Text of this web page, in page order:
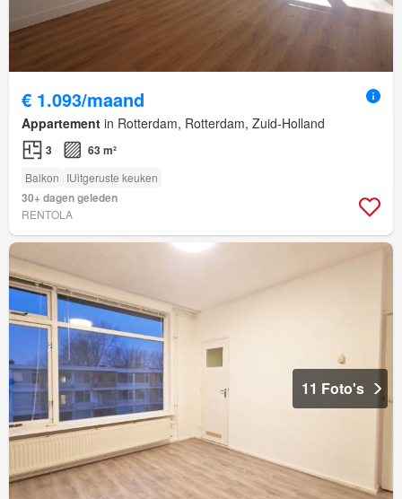
€ 1.093/maand
Appartement in Rotterdam, Rotterdam, Zuid-Holland
3 63 m²
Balkon IUitgeruste keuken
30+ dagen geleden
RENTOLA
11 Foto's